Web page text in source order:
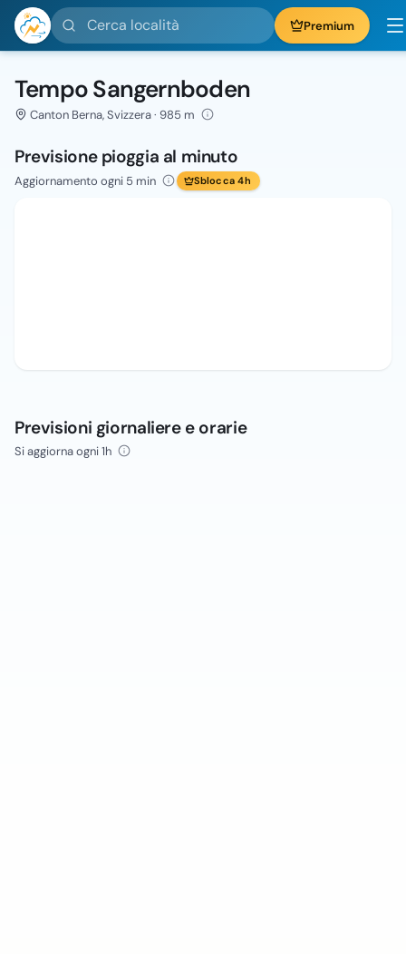
Cerca località Premium
Tempo Sangernboden
Canton Berna, Svizzera · 985 m
Previsione pioggia al minuto
Aggiornamento ogni 5 min Sblocca 4h
Previsioni giornaliere e orarie
Si aggiorna ogni 1h